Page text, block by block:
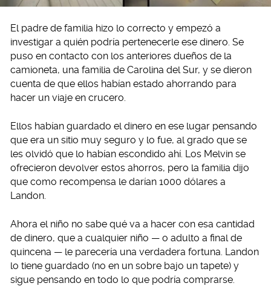
El padre de familia hizo lo correcto y empezó a
investigar a quién podría pertenecerle ese dinero. Se
puso en contacto con los anteriores dueños de la
camioneta, una familia de Carolina del Sur, y se dieron
cuenta de que ellos habían estado ahorrando para
hacer un viaje en crucero.
Ellos habían guardado el dinero en ese lugar pensando
que era un sitio muy seguro y lo fue, al grado que se
les olvidó que lo habían escondido ahí. Los Melvin se
ofrecieron devolver estos ahorros, pero la familia dijo
que como recompensa le darían 1000 dólares a
Landon.
Ahora el niño no sabe qué va a hacer con esa cantidad
de dinero, que a cualquier niño — o adulto a final de
quincena — le parecería una verdadera fortuna. Landon
lo tiene guardado (no en un sobre bajo un tapete) y
sigue pensando en todo lo que podría comprarse.